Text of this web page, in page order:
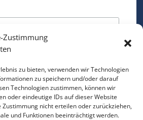
Zustimmung
zu bieten, verwenden wir Technologien
zu speichern und/oder darauf
Technologien zustimmen, können wir
oder eindeutige IDs auf dieser Website
Zustimmung nicht erteilen oder zurückziehen,
und Funktionen beeinträchtigt werden.
ein.
*